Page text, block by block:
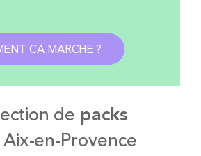
CA MARCHE ?
de packs
en-Provence